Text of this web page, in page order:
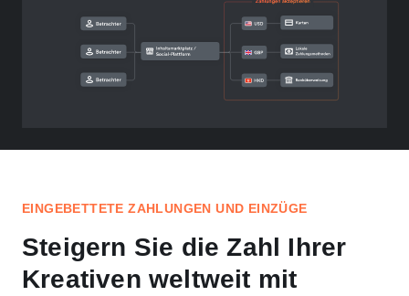
EINGEBETTETE ZAHLUNGEN UND EINZÜGE
Steigern Sie die Zahl Ihrer
Kreativen weltweit mit